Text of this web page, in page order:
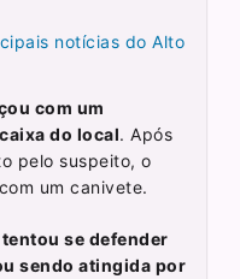
notícias do Alto
com um
do local. Após
pelo suspeito, o
um canivete.
se defender
sendo atingida por